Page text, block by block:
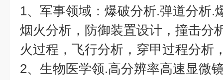
1、军事领域：爆破分析.弹道分析.
烟火分析，防御装置设计，撞击分
火过程，飞行分析，穿甲过程分析
2、生物医学领.高分辨率高速显微